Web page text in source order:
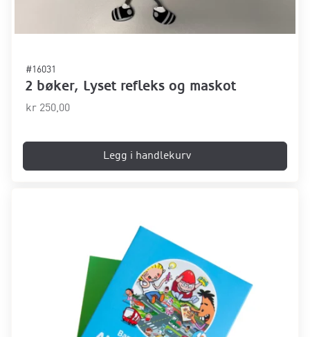
#16031
2 bøker, Lyset refleks og maskot
kr 250,00
Legg i handlekurv